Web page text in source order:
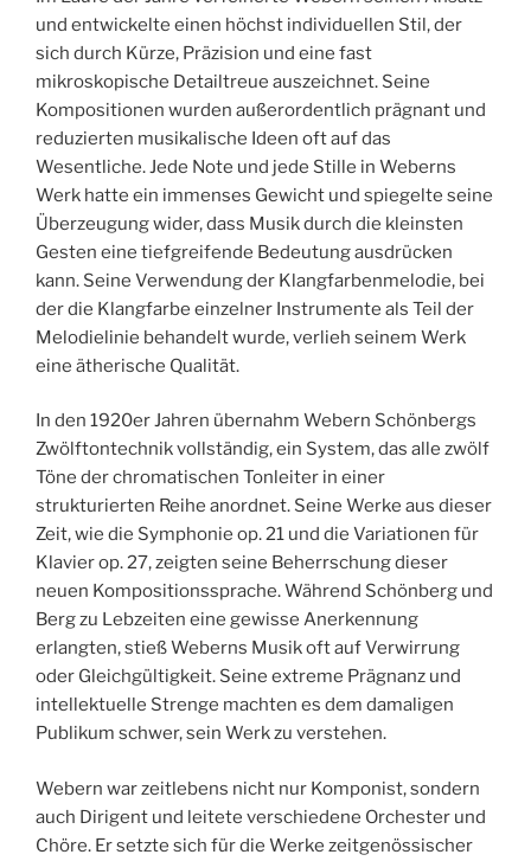
und entwickelte einen höchst individuellen Stil, der
sich durch Kürze, Präzision und eine fast
mikroskopische Detailtreue auszeichnet. Seine
Kompositionen wurden außerordentlich prägnant und
reduzierten musikalische Ideen oft auf das
Wesentliche. Jede Note und jede Stille in Weberns
Werk hatte ein immenses Gewicht und spiegelte seine
Überzeugung wider, dass Musik durch die kleinsten
Gesten eine tiefgreifende Bedeutung ausdrücken
kann. Seine Verwendung der Klangfarbenmelodie, bei
der die Klangfarbe einzelner Instrumente als Teil der
Melodielinie behandelt wurde, verlieh seinem Werk
eine ätherische Qualität.
In den 1920er Jahren übernahm Webern Schönbergs
Zwölftontechnik vollständig, ein System, das alle zwölf
Töne der chromatischen Tonleiter in einer
strukturierten Reihe anordnet. Seine Werke aus dieser
Zeit, wie die Symphonie op. 21 und die Variationen für
Klavier op. 27, zeigten seine Beherrschung dieser
neuen Kompositionssprache. Während Schönberg und
Berg zu Lebzeiten eine gewisse Anerkennung
erlangten, stieß Weberns Musik oft auf Verwirrung
oder Gleichgültigkeit. Seine extreme Prägnanz und
intellektuelle Strenge machten es dem damaligen
Publikum schwer, sein Werk zu verstehen.
Webern war zeitlebens nicht nur Komponist, sondern
auch Dirigent und leitete verschiedene Orchester und
Chöre. Er setzte sich für die Werke zeitgenössischer